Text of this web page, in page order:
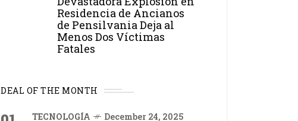
Residencia de Ancianos
de Pensilvania Deja al
Menos Dos Víctimas
Fatales
DEAL OF THE MONTH
TECNOLOGÍA December 24, 2025